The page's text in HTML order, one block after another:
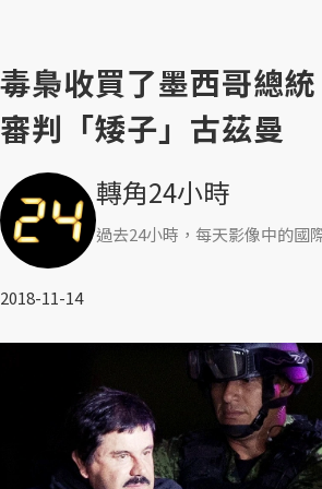
毒梟收買了墨西哥總
審判「矮子」古茲曼
轉角24小時
過去24小時，每天影像中的國
2018-11-14